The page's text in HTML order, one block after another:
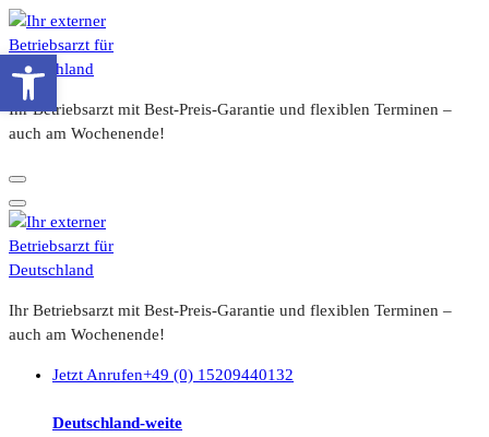
Zum
Inhalt
springen
Ihr Betriebsarzt mit Best-Preis-Garantie und flexiblen Terminen –
auch am Wochenende!
Ihr Betriebsarzt mit Best-Preis-Garantie und flexiblen Terminen –
auch am Wochenende!
Jetzt Anrufen+49 (0) 15209440132
Deutschland-weite
Werkzeugleiste öffnen